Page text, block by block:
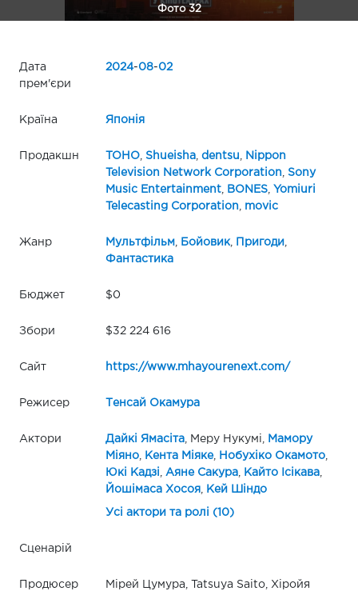
Фото 32
Дата
прем'єри
2024-08-02
Країна Японія
Продакшн TOHO, Shueisha, dentsu , Nippon
Television Network Corporation, Sony
Music Entertainment, BONES, Yomiuri
Telecasting Corporation, movic
Жанр Мультфільм , Бойовик, Пригоди ,
Фантастика
Бюджет $0
Збори $32 224 616
Сайт https://www.mhayourenext.com/
Режисер Тенсай Окамура
Актори Дайкі Ямасіта, Меру Нукумі, Мамору
Міяно, Кента Міяке, Нобухіко Окамото,
Юкі Кадзі , Аяне Сакура, Кайто Ісікава,
Йошімаса Хосоя , Кей Шіндо
Усі актори та ролі (10)
Сценарій
Продюсер
Мірей Цумура, Tatsuya Saito, Хіройя